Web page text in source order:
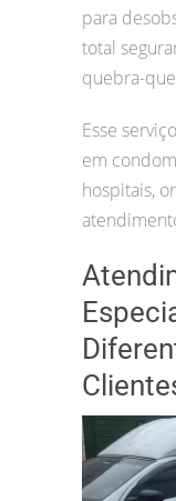
para
total
quebra-
Esse
em
hospitais,